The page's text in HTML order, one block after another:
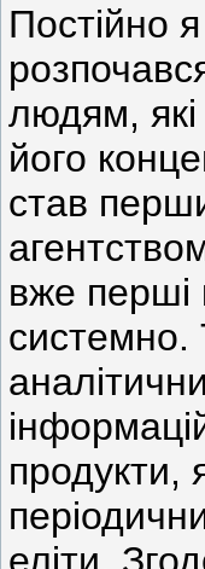
Постійно
людям,
його
став
вже перші
системно.
продукти,
еліти.